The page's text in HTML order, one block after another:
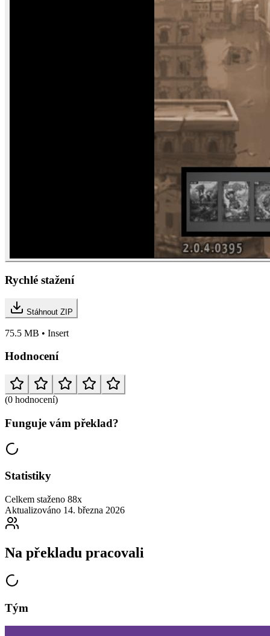
Rychlé stažení
Stáhnout ZIP
75.5 MB • Insert
Hodnocení
(0 hodnocení)
Funguje vám překlad?
Statistiky
Celkem staženo 88x
Aktualizováno 14. března 2026
Na překladu pracovali
Tým